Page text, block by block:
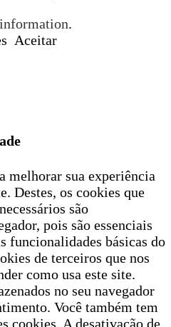
.
Aceitar
melhorar sua experiência
Destes, os cookies que
são
pois são essenciais
funcionalidades básicas do
de terceiros que nos
como usa este site.
no seu navegador
Você também tem
cookies. A desativação de